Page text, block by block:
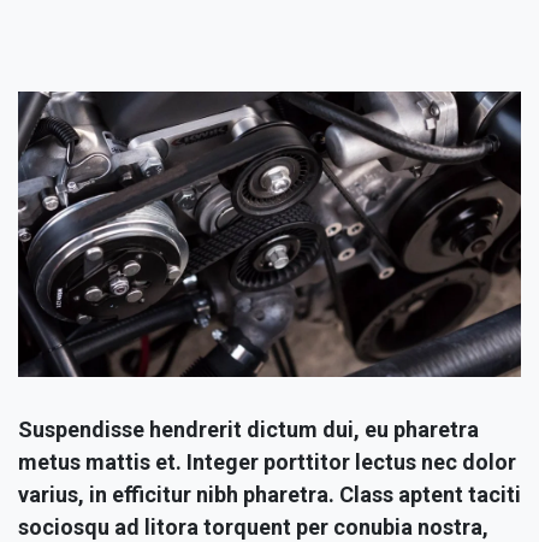
Suspendisse hendrerit dictum dui, eu pharetra
metus mattis et. Integer porttitor lectus nec dolor
varius, in efficitur nibh pharetra. Class aptent taciti
sociosqu ad litora torquent per conubia nostra,